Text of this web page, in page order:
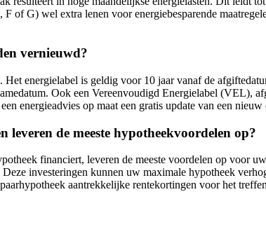
of G) wel extra lenen voor energiebesparende
vernieuwd?
energielabel is geldig voor 10 jaar vanaf de
Ook een Vereenvoudigd Energielabel
energieadvies op maat een gratis update van een
leveren de meeste hypotheekvoordelen op?
financiert, leveren de meeste voordelen op
investeringen kunnen uw maximale hypotheek
aantrekkelijke rentekortingen voor het